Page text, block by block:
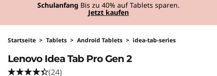
v
o
Schulanfang Bis zu 40% auf Tablets sparen.
Jetzt kaufen
Startseite > Tablets > Android Tablets > idea-tab-series
Lenovo Idea Tab Pro Gen 2
(24)